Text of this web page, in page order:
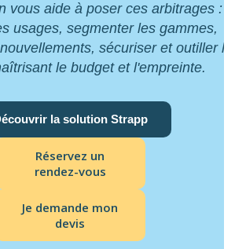
vous aide à poser ces arbitrages :
usages, segmenter les gammes,
sécuriser et outiller la
le budget et l'empreinte.
la solution Strapp
Réservez un
rendez-vous
Je demande mon
devis